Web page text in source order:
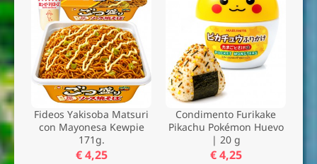
Fideos Yakisoba Matsuri
con Mayonesa Kewpie
171g.
€ 4,25
Condimento Furikake
Pikachu Pokémon Huevo
| 20 g
€ 4,25